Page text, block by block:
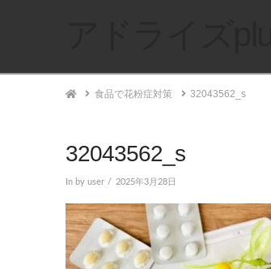
Home食品で花粉症対策 32043562_s
32043562_s
In by user 2025年3月28日